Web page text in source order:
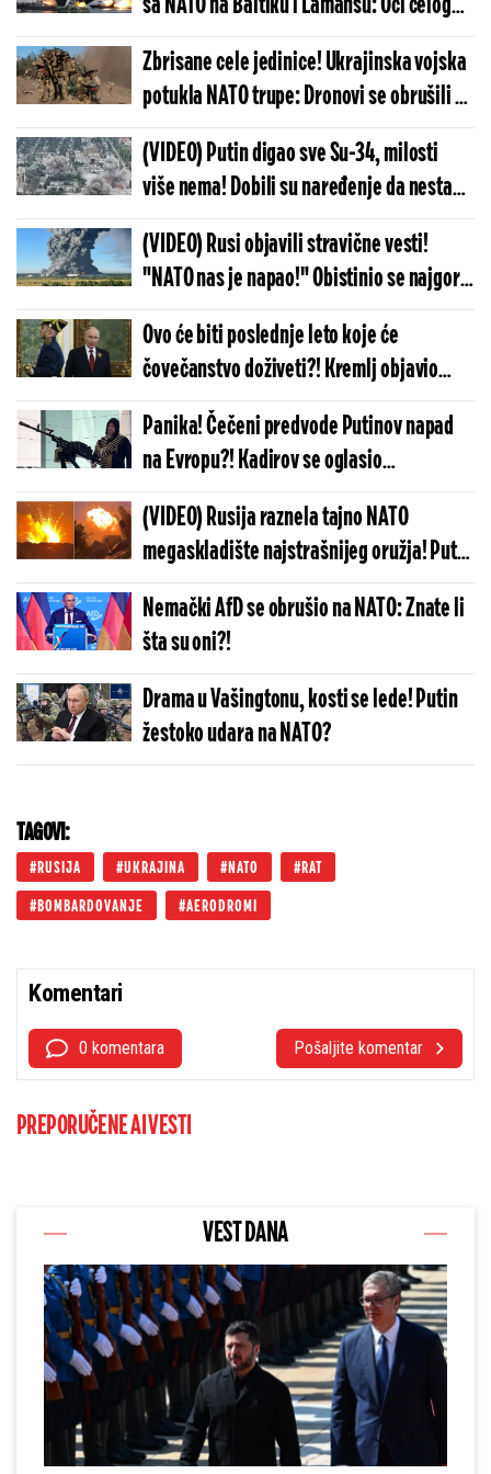
sa NATO na Baltiku i Lamanšu: Oči celog
sveta uprte u severna mora, ovo će
odrediti sudbinu planete
Zbrisane cele jedinice! Ukrajinska vojska
potukla NATO trupe: Dronovi se obrušili na
vozila, nije im bilo spasa - ovakva sramota
se ne pamti
(VIDEO) Putin digao sve Su-34, milosti
više nema! Dobili su naređenje da nestane
sve, snimci udara ogromnih bombi lede
krv
(VIDEO) Rusi objavili stravične vesti!
"NATO nas je napao!" Obistinio se najgori
scenario, razaranje je monstruozno, stub
dima se diže u atmosferu
Ovo će biti poslednje leto koje će
čovečanstvo doživeti?! Kremlj objavio
kada NATO trupe upadaju u Ukrajinu:
Armagedon kreće
Panika! Čečeni predvode Putinov napad
na Evropu?! Kadirov se oglasio
zastrašujućom porukom: Putine, sve po
tvojo komandi...
(VIDEO) Rusija raznela tajno NATO
megaskladište najstrašnijeg oružja! Putin
šokirao svet udarom koji će imati
nezamislive posledice
Nemački AfD se obrušio na NATO: Znate li
šta su oni?!
Drama u Vašingtonu, kosti se lede! Putin
žestoko udara na NATO?
TAGOVI:
RUSIJA UKRAJINA NATO RAT
BOMBARDOVANJE AERODROMI
Komentari
0 komentara Pošaljite komentar
PREPORUČENE AI VESTI
VEST DANA